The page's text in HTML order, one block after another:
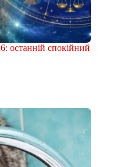
останній спокійний